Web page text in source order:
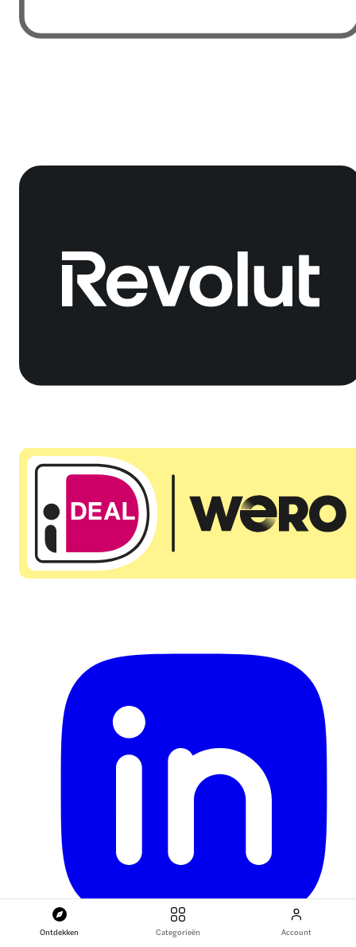
Ontdekken Categorieën Account